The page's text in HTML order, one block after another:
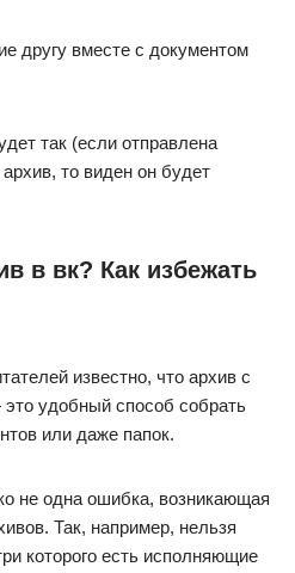
другу вместе с документом
так (если отправлена
то виден он будет
в вк? Как избежать
известно, что архив с
удобный способ собрать
или даже папок.
не одна ошибка, возникающая
Так, например, нельзя
которого есть исполняющие